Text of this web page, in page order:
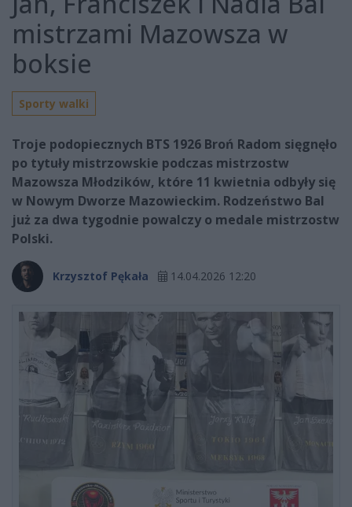
mistrzami Mazowsza w
boksie
Sporty walki
Troje podopiecznych BTS 1926 Broń Radom sięgnęło
po tytuły mistrzowskie podczas mistrzostw
Mazowsza Młodzików, które 11 kwietnia odbyły się
w Nowym Dworze Mazowieckim. Rodzeństwo Bal
już za dwa tygodnie powalczy o medale mistrzostw
Polski.
Krzysztof Pękała 14.04.2026 12:20